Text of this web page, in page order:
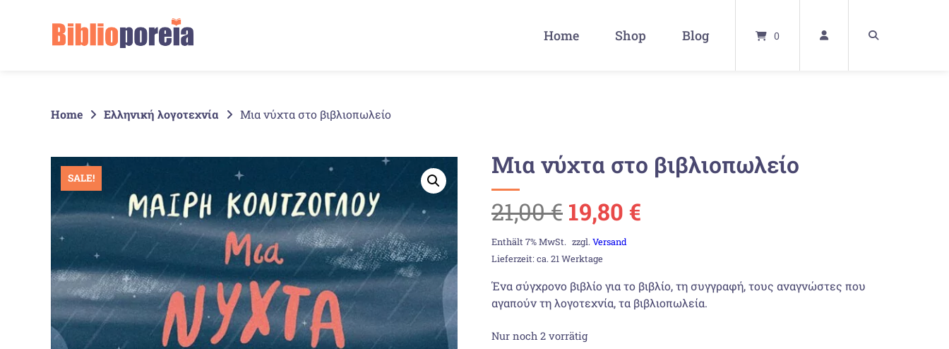
Home Shop Blog 0
Home Ελληνική λογοτεχνία Μια νύχτα στο βιβλιοπωλείο
SALE!
Μια νύχτα στο βιβλιοπωλείο
21,00€ Ursprünglicher
Preis
war:
21,00 €
19,80 €
ist:
19,80 €.
Enthält 7% MwSt. zzgl. Versand
Lieferzeit: ca. 21 Werktage
Ένα σύγχρονο βιβλίο για το βιβλίο, τη συγγραφή, τους αναγνώστες που
αγαπούν τη λογοτεχνία, τα βιβλιοπωλεία.
Nur noch 2 vorrätig